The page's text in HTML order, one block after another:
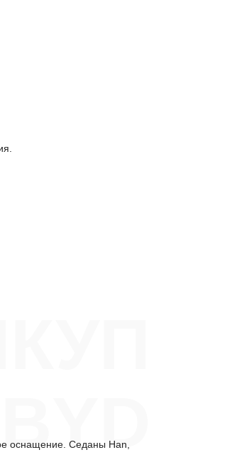
оснащение. Седаны Han,